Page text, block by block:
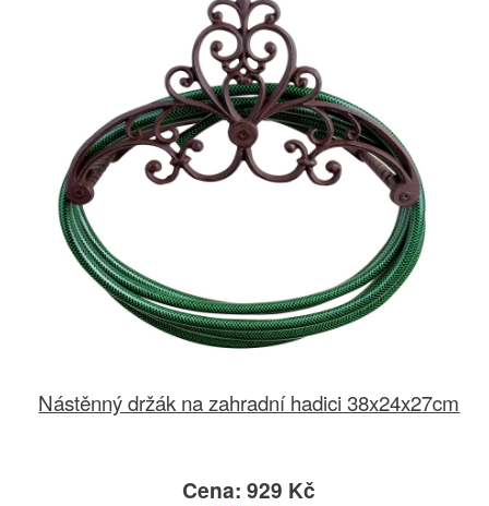
Nástěnný držák na zahradní hadici 38x24x27cm
Cena: 929 Kč